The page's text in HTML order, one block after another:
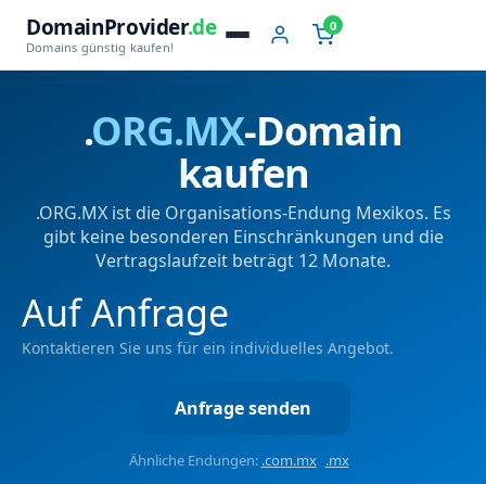
DomainProvider.de
Domains günstig kaufen!
0
.ORG.MX-Domain
kaufen
.ORG.MX ist die Organisations-Endung Mexikos. Es
gibt keine besonderen Einschränkungen und die
Vertragslaufzeit beträgt 12 Monate.
Auf Anfrage
Kontaktieren Sie uns für ein individuelles Angebot.
Anfrage senden
Ähnliche Endungen: .com.mx .mx